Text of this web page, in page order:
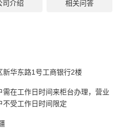
司介绍 相关问答
新华东路1号工商银行2楼
需在工作日时间来柜台办理，营业
不受工作日时间限定